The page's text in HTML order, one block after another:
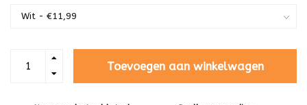
Toevoegen aan winkelwagen